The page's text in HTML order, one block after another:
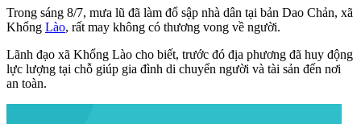
Trong sáng 8/7, mưa lũ đã làm đổ sập nhà dân tại bản Dao Chản, xã
Khổng Lào, rất may không có thương vong về người.
Lãnh đạo xã Khổng Lào cho biết, trước đó địa phương đã huy động
lực lượng tại chỗ giúp gia đình di chuyển người và tài sản đến nơi
an toàn.